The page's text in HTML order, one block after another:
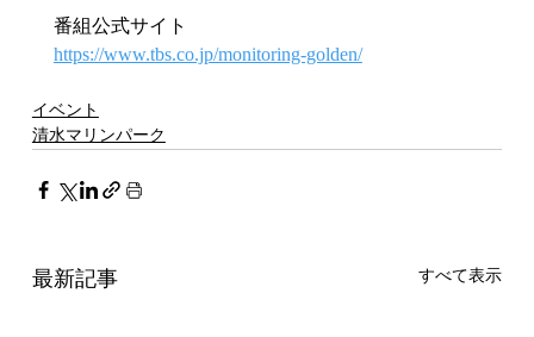
番組公式サイト
https://www.tbs.co.jp/monitoring-golden/
イベント
清水マリンパーク
最新記事 すべて表示